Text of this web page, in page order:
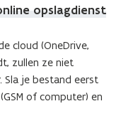
opslagdienst
cloud (OneDrive,
zullen ze niet
Sla je bestand eerst
of computer) en